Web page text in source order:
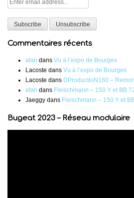
Commentaires récents
afan dans Vu à l’expo de Bourges
Lacoste dans Vu à l’expo de Bourges
Lacoste dans DProductioN160 –
afan dans Fleischmann – 150 Y et BB
Jaeggy dans Fleischmann – 150 Y et
Bugeat 2023 – Réseau modulaire